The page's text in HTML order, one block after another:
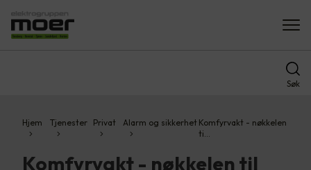
Søk
Hjem Tjenester Privat Alarm og sikkerhet Komfyrvakt - nøkkelen
ti…
Komfyrvakt - nøkkelen til